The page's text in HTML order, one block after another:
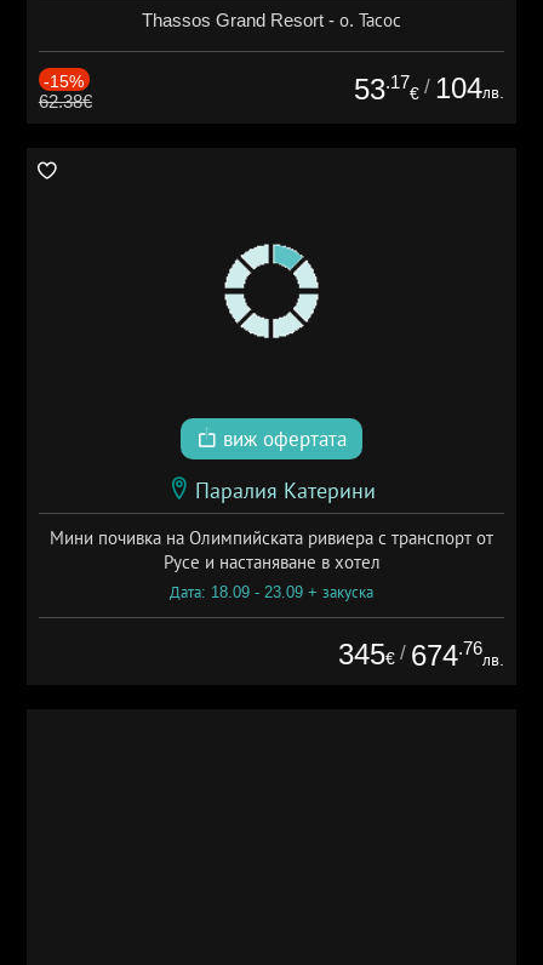
Thassos Grand Resort - о. Тасос
-15%
62.38€ 53.17
€ / 104лв.
виж офертата
Паралия Катерини
Мини почивка на Олимпийската ривиера с транспорт от
Русе и настаняване в хотел
Дата: 18.09 - 23.09 + закуска
345€ / 674.76
лв.